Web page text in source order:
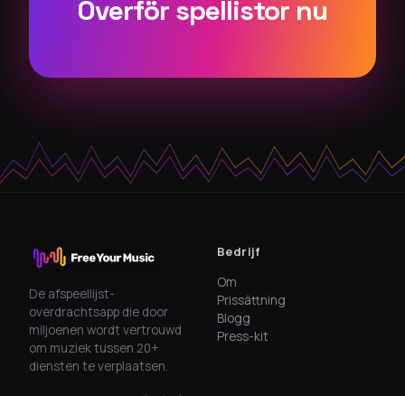
Överför spellistor nu
De afspeellijst-
overdrachtsapp die door
miljoenen wordt vertrouwd
om muziek tussen 20+
diensten te verplaatsen.
Bedrijf
Om
Prissättning
Blogg
Press-kit